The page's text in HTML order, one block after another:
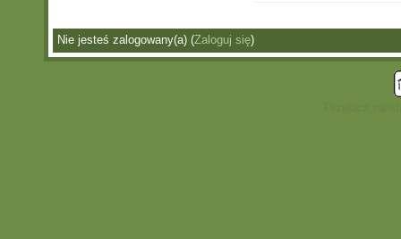
Nie jesteś zalogowany(a) (Zaloguj się)